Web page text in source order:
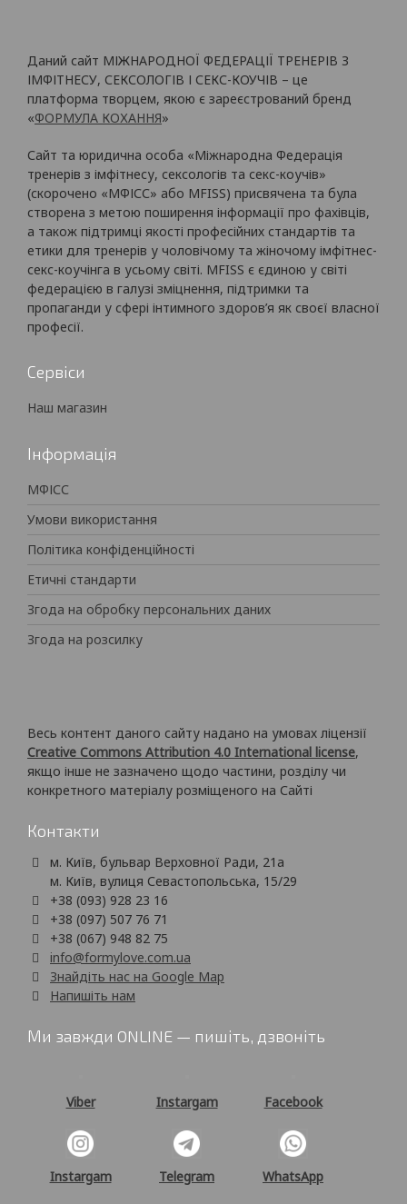
Даний сайт МІЖНАРОДНОЇ ФЕДЕРАЦІЇ ТРЕНЕРІВ З
ІМФІТНЕСУ, СЕКСОЛОГІВ І СЕКС-КОУЧІВ – це
платформа творцем, якою є зареєстрований бренд
«ФОРМУЛА КОХАННЯ»
Сайт та юридична особа «Міжнародна Федерація
тренерів з імфітнесу, сексологів та секс-коучів»
(скорочено «МФІСС» або MFISS) присвячена та була
створена з метою поширення інформації про фахівців,
а також підтримці якості професійних стандартів та
етики для тренерів у чоловічому та жіночому імфітнес-
секс-коучінга в усьому світі. MFISS є єдиною у світі
федерацією в галузі зміцнення, підтримки та
пропаганди у сфері інтимного здоров’я як своєї власної
професії.
Сервіси
Наш магазин
Інформація
МФІСС
Умови використання
Політика конфіденційності
Етичні стандарти
Згода на обробку персональних даних
Згода на розсилку
Весь контент даного сайту надано на умовах ліцензії
Creative Commons Attribution 4.0 International license,
якщо інше не зазначено щодо частини, розділу чи
конкретного матеріалу розміщеного на Сайті
Контакти
м. Київ, бульвар Верховної Ради, 21а
м. Київ, вулиця Севастопольська, 15/29
+38 (093) 928 23 16
+38 (097) 507 76 71
+38 (067) 948 82 75
info@formylove.com.ua
Знайдіть нас на Google Map
Напишіть нам
Ми завжди ONLINE — пишіть, дзвоніть
Viber Instargam Facebook
Instargam Telegram WhatsApp